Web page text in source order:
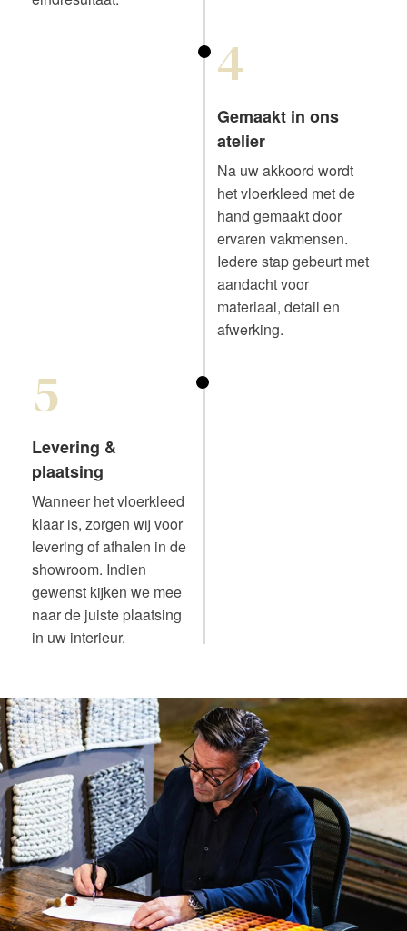
4
Gemaakt in ons
atelier
Na uw akkoord wordt
het vloerkleed met de
hand gemaakt door
ervaren vakmensen.
Iedere stap gebeurt met
aandacht voor
materiaal, detail en
afwerking.
5
Levering &
plaatsing
Wanneer het vloerkleed
klaar is, zorgen wij voor
levering of afhalen in de
showroom. Indien
gewenst kijken we mee
naar de juiste plaatsing
in uw interieur.